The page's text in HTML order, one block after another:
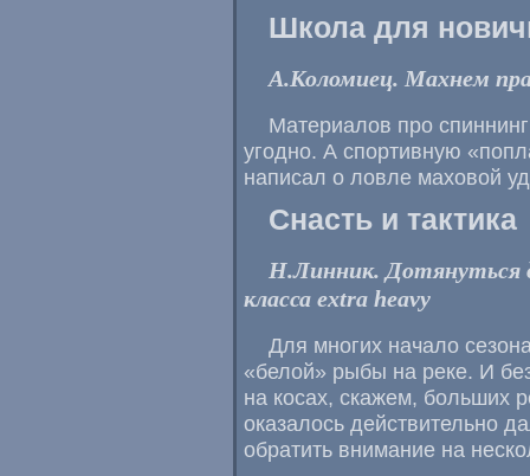
Школа для
А.Коломиец. Махнем
Материалов про
угодно. А спортивную
написал о ловле маховой
Снасть и тактика
Н.Линник. Дотянуться
класса extra heavy
Для многих начало
«белой» рыбы на реке. И
на косах, скажем, больших
оказалось действительно
обратить внимание на